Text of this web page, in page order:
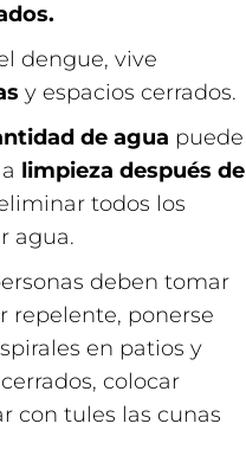
dengue, vive
y espacios cerrados.
de agua puede
limpieza después de
todos los
agua.
deben tomar
repelente, ponerse
en patios y
colocar
con tules las cunas